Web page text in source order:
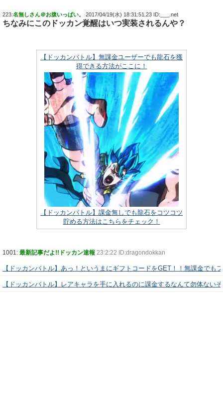
223:名無しさん＠お腹いっぱい。 2017/04/19(水) 18:31:51.23 ID:___.net
ちなみにこのドッカン覚醒はいつ実装されるんや？
【ドッカンバトル】無課金ユーザーでも龍石を獲
得できる方法がここに！
【ドッカンバトル】課金無しでも龍石をコツコツ
貯める方法はこちらをチェック！
1001: 最新記事だよ!!ドッカン速報 23:2:22 ID:dragondokkan
【ドッカンバトル】あっ！というまにギフトコードをGET！！無課金でも
【ドッカンバトル】レアキャラを手に入れるのに課金するなんて勿体ない